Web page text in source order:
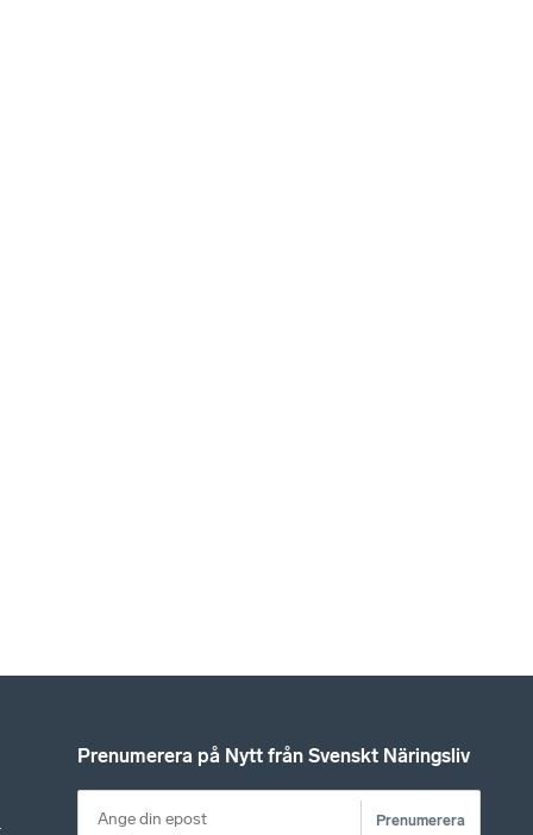
Prenumerera på Nytt från Svenskt Näringsliv
Prenumerera